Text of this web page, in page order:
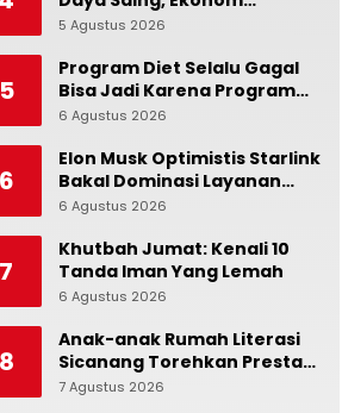
Ingatkan Pentingnya Jaga
Indonesia
5 Agustus 2026
5
Program Diet Selalu Gagal
Bisa Jadi Karena Program
Alami dalam Otak
6 Agustus 2026
6
Elon Musk Optimistis Starlink
Bakal Dominasi Layanan
Internet Global
6 Agustus 2026
7
Khutbah Jumat: Kenali 10
Tanda Iman Yang Lemah
6 Agustus 2026
8
Anak-anak Rumah Literasi
Sicanang Torehkan Prestasi
pada Peringatan Hari Anak
7 Agustus 2026